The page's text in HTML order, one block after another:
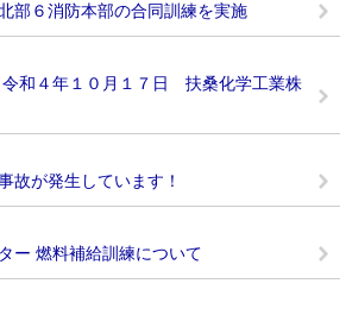
部６消防本部の合同訓練を実施
令和４年１０月１７日 扶桑化学工業株
故が発生しています！
ー 燃料補給訓練について